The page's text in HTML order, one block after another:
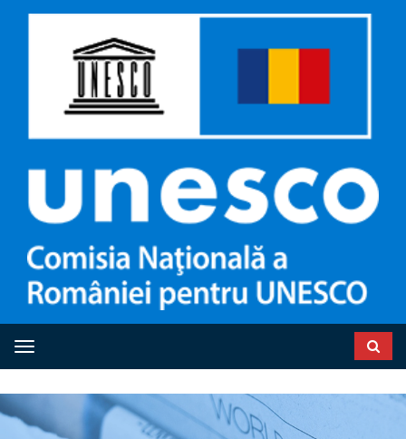
Toggle navigation